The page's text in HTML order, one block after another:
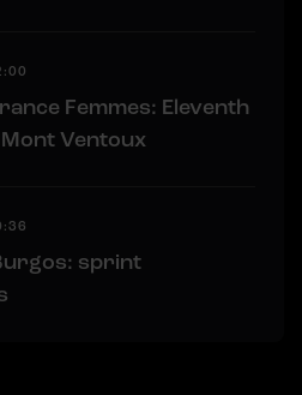
Femmes: Eleventh
Ventoux
sprint